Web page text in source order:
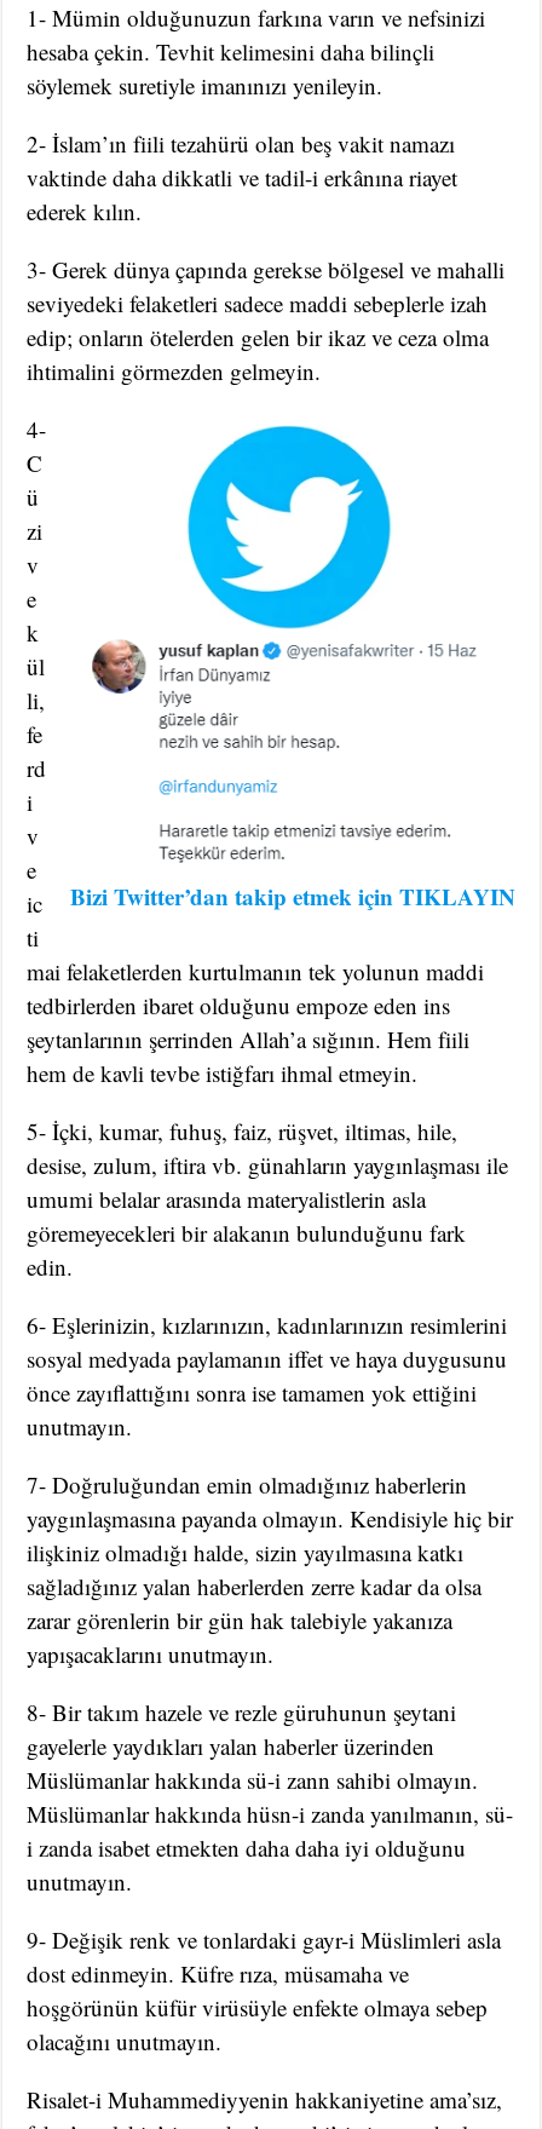
1- Mümin olduğunuzun farkına varın ve nefsinizi
hesaba çekin. Tevhit kelimesini daha bilinçli
söylemek suretiyle imanınızı yenileyin.
2- İslam’ın fiili tezahürü olan beş vakit namazı
vaktinde daha dikkatli ve tadil-i erkânına riayet
ederek kılın.
3- Gerek dünya çapında gerekse bölgesel ve mahalli
seviyedeki felaketleri sadece maddi sebeplerle izah
edip; onların ötelerden gelen bir ikaz ve ceza olma
ihtimalini görmezden gelmeyin.
BiziTwitter’dan takip etmek için TIKLAYIN
4-
C
ü
zi
v
e
k
ül
li,
fe
rd
i
v
e
ic
ti
mai felaketlerden kurtulmanın tek yolunun maddi
tedbirlerden ibaret olduğunu empoze eden ins
şeytanlarının şerrinden Allah’a sığının. Hem fiili
hem de kavli tevbe istiğfarı ihmal etmeyin.
5- İçki, kumar, fuhuş, faiz, rüşvet, iltimas, hile,
desise, zulum, iftira vb. günahların yaygınlaşması ile
umumi belalar arasında materyalistlerin asla
göremeyecekleri bir alakanın bulunduğunu fark
edin.
6- Eşlerinizin, kızlarınızın, kadınlarınızın resimlerini
sosyal medyada paylamanın iffet ve haya duygusunu
önce zayıflattığını sonra ise tamamen yok ettiğini
unutmayın.
7- Doğruluğundan emin olmadığınız haberlerin
yaygınlaşmasına payanda olmayın. Kendisiyle hiç bir
ilişkiniz olmadığı halde, sizin yayılmasına katkı
sağladığınız yalan haberlerden zerre kadar da olsa
zarar görenlerin bir gün hak talebiyle yakanıza
yapışacaklarını unutmayın.
8- Bir takım hazele ve rezle güruhunun şeytani
gayelerle yaydıkları yalan haberler üzerinden
Müslümanlar hakkında sü-i zann sahibi olmayın.
Müslümanlar hakkında hüsn-i zanda yanılmanın, sü-
i zanda isabet etmekten daha daha iyi olduğunu
unutmayın.
9- Değişik renk ve tonlardaki gayr-i Müslimleri asla
dost edinmeyin. Küfre rıza, müsamaha ve
hoşgörünün küfür virüsüyle enfekte olmaya sebep
olacağını unutmayın.
Risalet-i Muhammediyyenin hakkaniyetine ama’sız,